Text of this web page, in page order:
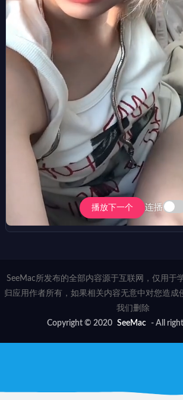
播放下一个 连播
SeeMac所发布的全部内容源于互联网，仅用于
归应用作者所有，如果相关内容无意中对您造成
我们删除
Copyright © 2020 SeeMac - All